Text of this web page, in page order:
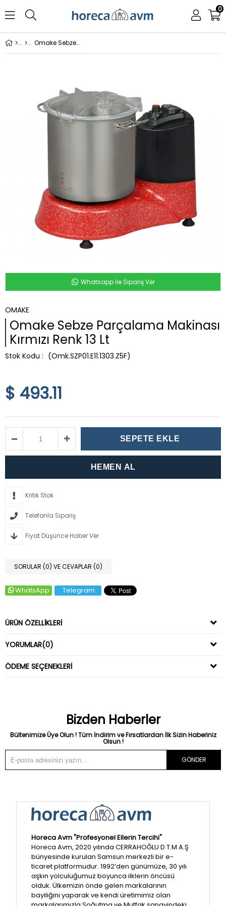
0
Omake Sebze Parçalama Makinası Kırmızı Renk 13 Lt
Whatsapp ile Sipariş Ver
OMAKE
Omake Sebze Parçalama Makinası
Kırmızı Renk 13 Lt
(Omk.SZP01.E11.1303.Z5F)
$ 493.11
Kritik Stok
Telefonla Sipariş
Fiyat Düşünce Haber Ver
SORULAR (0) VE CEVAPLAR (0)
WhatsApp Telegram
ÜRÜN ÖZELLIKLERI
YORUMLAR(0)
ÖDEME SEÇENEKLERI
Bizden Haberler
Bültenimize Üye Olun ! Tüm İndirim ve Fırsatlardan İlk Sizin Haberiniz
Olsun !
GÖNDER
Horeca Avm "Profesyonel Ellerin Tercihi"
Horeca Avm, 2020 yılında CERRAHOĞLU D.T.M A.Ş
bünyesinde kurulan Samsun merkezli bir e-
ticaret platformudur. 1992’den günümüze, 30 yılı
aşkın yolculuğumuz boyunca ilklerin öncüsü
olduk. Ülkemizin önde gelen markalarının
bayiliğini yaparak ve kendi üretimimiz olan